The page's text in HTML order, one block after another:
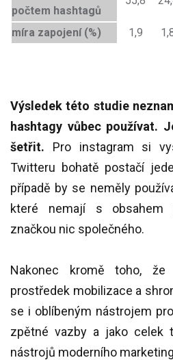
počtem hashtagů
míra zapojení (%) 1,9
Výsledek této studie
hashtagy vůbec používat.
šetřit. Pro instagram si
Twitteru bohatě postačí
případě by se neměly
které nemají s obsahem
značkou nic společného.
Nakonec kromě toho,
prostředek mobilizace a
se i oblíbeným nástrojem
zpětné vazby a jako celek
nástrojů moderního